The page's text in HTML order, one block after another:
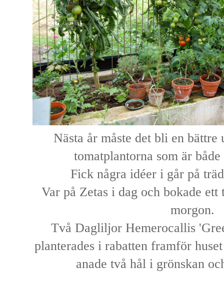
Nästa år måste det bli en
tomatplantorna som är
Fick några idéer i går på
Var på Zetas i dag och bokade
morgon.
Två Dagliljor Hemerocallis
planterades i rabatten framför
anade två hål i grönskan